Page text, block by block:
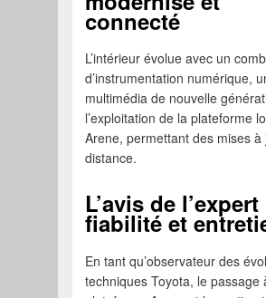
connecté
L’intérieur évolue avec un
d’instrumentation numérique,
multimédia de nouvelle
l’exploitation de la plateforme
Arene, permettant des mises à
distance.
L’avis de l’expert
fiabilité et
En tant qu’observateur des
techniques Toyota, le passage